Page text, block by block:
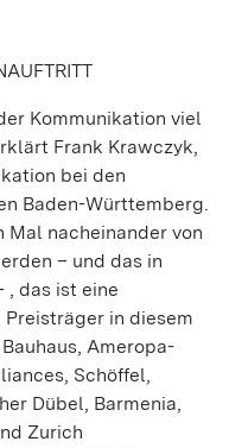
Kommunikation viel
Frank Krawczyk,
bei den
Baden-Württemberg.
Mal nacheinander von
– und das in
das ist eine
in diesem
Ameropa-
Schöffel,
Dübel, Barmenia,
Zurich